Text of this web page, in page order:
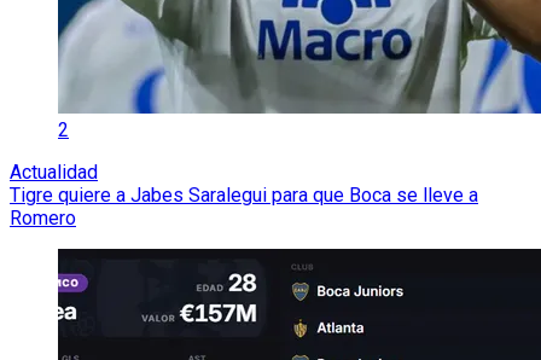
2
Actualidad
Tigre quiere a Jabes Saralegui para que Boca se lleve a
Romero